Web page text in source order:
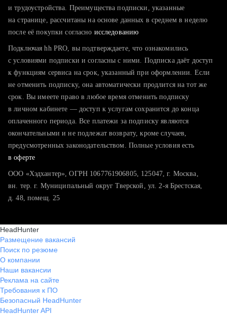
тратите много времени на поиск и вручную поднимаете
хотите сравнить себя с конкурентами и оценить шансы
и трудоустройства. Преимущества подписки, указанные
на странице, рассчитаны на основе данных в среднем в неделю
после её покупки согласно исследованию
Подключая hh PRO, вы подтверждаете, что ознакомились
с условиями подписки и согласны с ними. Подписка даёт доступ
к функциям сервиса на срок, указанный при оформлении. Если
не отменить подписку, она автоматически продлится на тот же
срок. Вы имеете право в любое время отменить подписку
в личном кабинете — доступ к услугам сохранится до конца
оплаченного периода. Все платежи за подписку являются
окончательными и не подлежат возврату, кроме случаев,
предусмотренных законодательством. Полные условия есть
в оферте
ООО «Хэдхантер», ОГРН 1067761906805, 125047, г. Москва,
вн. тер. г. Муниципальный округ Тверской, ул. 2-я Брестская,
д. 48, помещ. 25
HeadHunter
Размещение вакансий
Поиск по резюме
О компании
Наши вакансии
Реклама на сайте
Требования к ПО
Безопасный HeadHunter
HeadHunter API